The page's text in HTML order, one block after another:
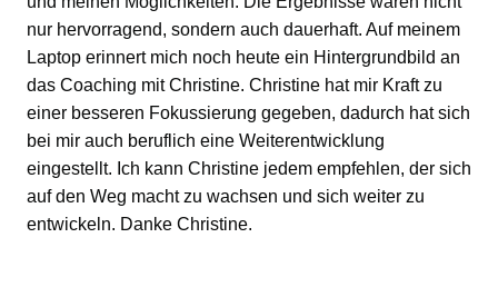
nur hervorragend, sondern auch dauerhaft. Auf meinem
Laptop erinnert mich noch heute ein Hintergrundbild an
das Coaching mit Christine. Christine hat mir Kraft zu
einer besseren Fokussierung gegeben, dadurch hat sich
bei mir auch beruflich eine Weiterentwicklung
eingestellt. Ich kann Christine jedem empfehlen, der sich
auf den Weg macht zu wachsen und sich weiter zu
entwickeln. Danke Christine.